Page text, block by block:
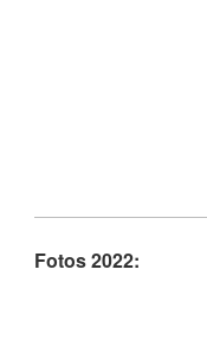
Fotos 2022: